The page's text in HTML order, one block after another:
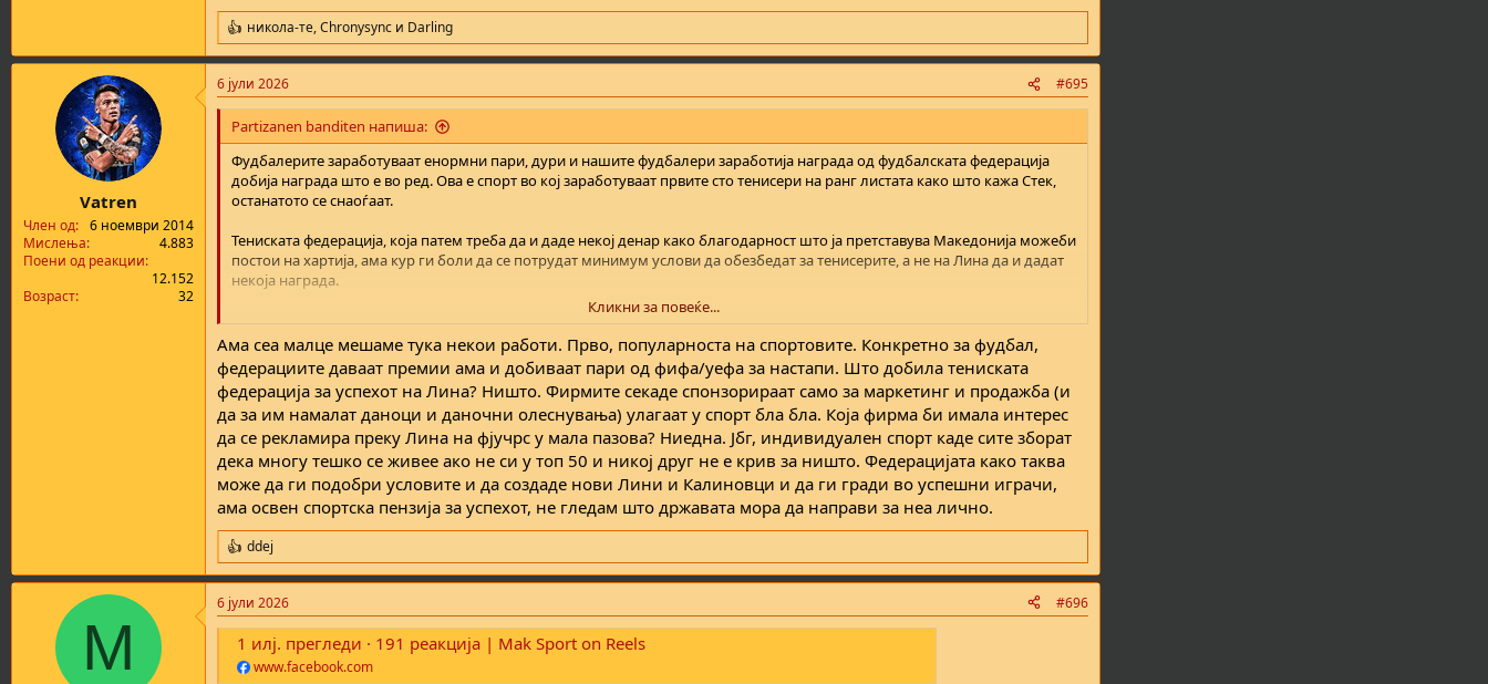
R
e
a
c
t
o
n
никола-те,Chronysync и Darling
Vatren
Член од
6 ноември 2014
Мислења
4.883
Поени од реакции
12.152
Возраст
32
6 јули 2026 #695
Partizanen banditen напиша:
Фудбалерите заработуваат енормни пари, дури и нашите фудбалери заработија награда од фудбалската федерација
добија награда што е во ред. Ова е спорт во кој заработуваат првите сто тенисери на ранг листата како што кажа Стек,
останатото се снаоѓаат.
Тениската федерација, која патем треба да и даде некој денар како благодарност што ја претставува Македонија можеби
постои на хартија, ама кур ги боли да се потрудат минимум услови да обезбедат за тенисерите, а не на Лина да и дадат
некоја награда.
А ова за компанииве прво да кажам дека е капитализам и дека државата може да им нареди само да платат порез, а
колку ги боли кур за спорт гледаме колку се утепаа вложувајќи во спортот во Македонија.
Кликни за повеќе...
Ама сеа малце мешаме тука некои работи. Прво, популарноста на спортовите. Конкретно за фудбал,
федерациите даваат премии ама и добиваат пари од фифа/уефа за настапи. Што добила тениската
федерација за успехот на Лина? Ништо. Фирмите секаде спонзорираат само за маркетинг и продажба (и
да за им намалат даноци и даночни олеснувања) улагаат у спорт бла бла. Која фирма би имала интерес
да се рекламира преку Лина на фјучрс у мала пазова? Ниедна. Јбг, индивидуален спорт каде сите зборат
дека многу тешко се живее ако не си у топ 50 и никој друг не е крив за ништо. Федерацијата како таква
може да ги подобри условите и да создаде нови Лини и Калиновци и да ги гради во успешни играчи,
ама освен спортска пензија за успехот, не гледам што државата мора да направи за неа лично.
R
e
a
c
t
ddej
M
6 јули 2026 #696
1 илј. прегледи · 191 реакција | Mak Sport on Reels
www.facebook.com